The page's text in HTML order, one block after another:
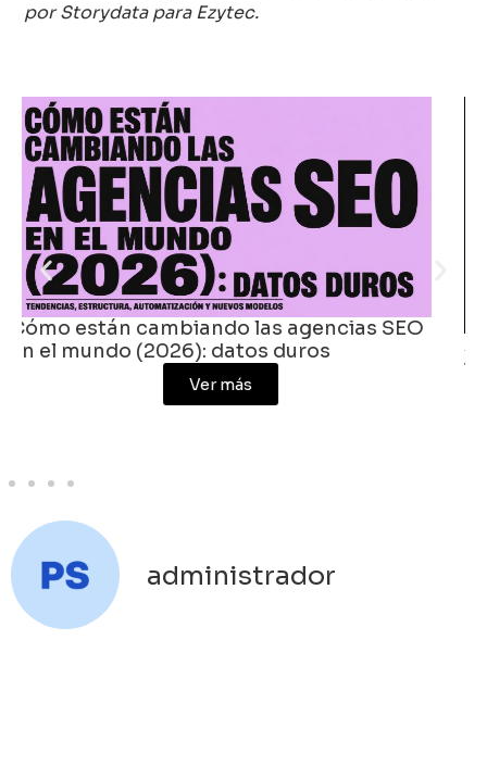
por Storydata para Ezytec.
Agencias digitales en Colombia: crece la
inversión, se comprime la agencia
administrador